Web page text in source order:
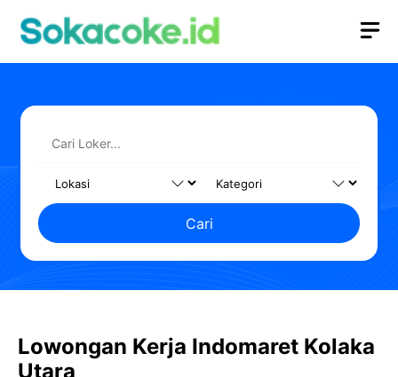
Cari
Lowongan Kerja Indomaret Kolaka
Utara